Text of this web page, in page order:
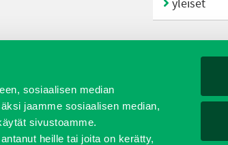
sosiaalisen median
jaamme sosiaalisen median,
sivustoamme.
heille tai joita on kerätty,
yleiset
Jälleenmyyjät